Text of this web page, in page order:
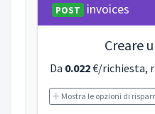
POST invoices
Creare
Da 0.022€/richiesta,
Mostra le opzioni di